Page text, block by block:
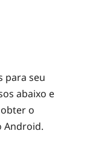
para seu
abaixo e
o
Android.